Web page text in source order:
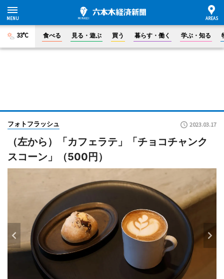
33°C 食べる 見る・遊ぶ 買う 暮らす・働く 学ぶ・知る
フォトフラッシュ 2023.03.17
（左から）「カフェラテ」「チョコチャンク
スコーン」（500円）